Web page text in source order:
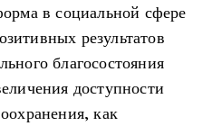
в социальной сфере
результатов
благосостояния
доступности
как